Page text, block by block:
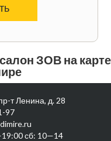
ЗОВ на карте
т Ленина, д. 28
97
сб: 10—14